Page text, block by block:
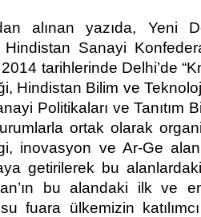
alınan yazıda, Yeni
Hindistan Sanayi
tarihlerinde Delhi’de
Hindistan Bilim ve
Politikaları ve Tanıtım
ortak olarak
inovasyon ve Ar-Ge
getirilerek bu alanlardaki
bu alandaki ilk ve
fuara ülkemizin